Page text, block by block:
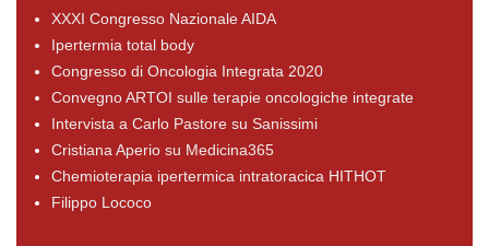
XXXI Congresso Nazionale AIDA
Ipertermia total body
Congresso di Oncologia Integrata 2020
Convegno ARTOI sulle terapie oncologiche integrate
Intervista a Carlo Pastore su Sanissimi
Cristiana Aperio su Medicina365
Chemioterapia ipertermica intratoracica HITHOT
Filippo Lococo